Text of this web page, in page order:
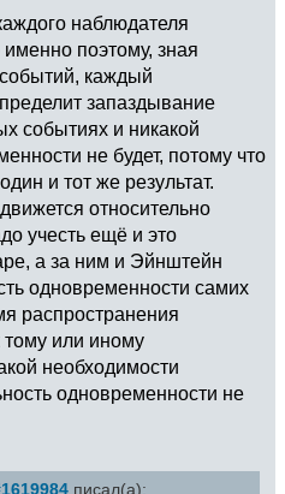
наблюдателя
именно поэтому, зная
каждый
запаздывание
событиях и никакой
не будет, потому что
и тот же результат.
относительно
учесть ещё и это
а за ним и Эйнштейн
одновременности самих
распространения
или иному
необходимости
одновременности не
писал(а):